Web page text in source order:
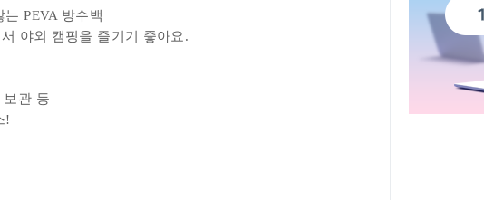
PEVA 방수백
야외 캠핑을 즐기기 좋아요.
보관 등
!